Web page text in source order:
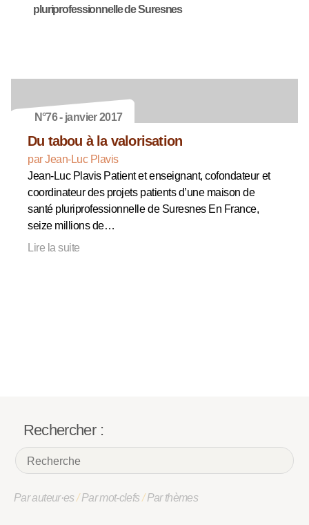
pluriprofessionnelle de Suresnes
N°76 - janvier 2017
Du tabou à la valorisation
par Jean-Luc Plavis
Jean-Luc Plavis Patient et enseignant, cofondateur et
coordinateur des projets patients d’une maison de
santé pluriprofessionnelle de Suresnes En France,
seize millions de…
Lire la suite
Rechercher :
Par auteur·es/Par mot-clefs/Par thèmes